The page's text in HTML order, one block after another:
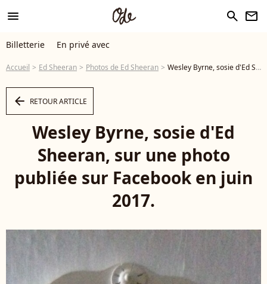
menu search newsletter
Billetterie En privé avec
Accueil Ed Sheeran Photos de Ed Sheeran Wesley Byrne, sosie d'Ed Sheeran, sur une photo publiée sur Facebook en juin 2017. - Photo
arrow_left RETOUR ARTICLE
Wesley Byrne, sosie d'Ed
Sheeran, sur une photo
publiée sur Facebook en juin
2017.